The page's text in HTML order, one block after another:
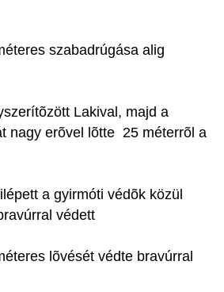
szabadrúgása alig
Lakival, majd a
nagy erõvel lõtte 25 méterrõl a
a gyirmóti védõk közül
védett
lõvését védte bravúrral